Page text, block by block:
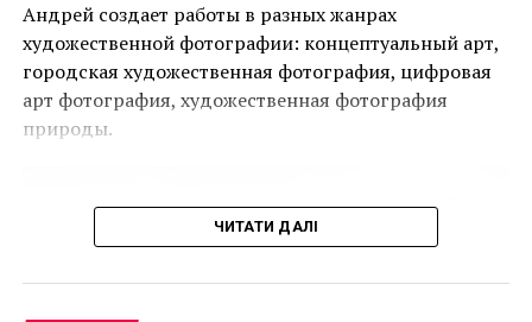
Однією з найяскравіших подій ярмарку стала
виставка двадцяти чотирьох вибраних робіт
Руперта Гарсії, одного з найвідоміших художників-
чикано, представлених колекцією спадщини
директор і куратор музею, за підтримки Bourlet Art
Ще одним помітним аспектом ярмарку був
Artsy.net, офіційний онлайн-партнер PBM+C, який
Андрей создает работы в разных жанрах
художественной фотографии: концептуальный арт,
городская художественная фотография, цифровая
арт фотография, художественная фотография
природы.
ЧИТАТИ ДАЛІ